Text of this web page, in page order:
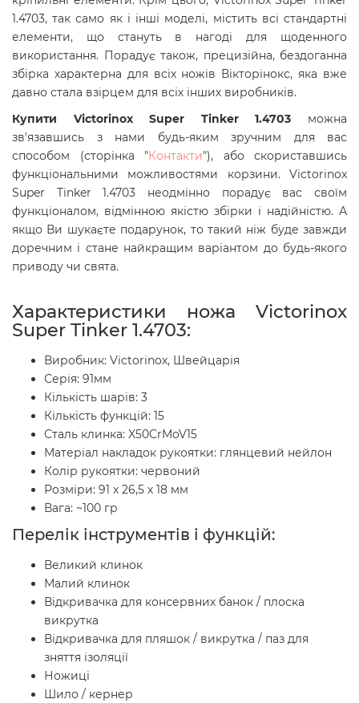
1.4703, так само як і інші моделі, містить всі стандартні
елементи, що стануть в нагоді для щоденного
використання. Порадує також, прецизійна, бездоганна
збірка характерна для всіх ножів Вікторінокс, яка вже
давно стала взірцем для всіх інших виробників.
Купити Victorinox Super Tinker 1.4703
можна
зв'язавшись з нами будь-яким зручним для вас
способом (сторінка "Контакти"), або скориставшись
функціональними можливостями корзини. Victorinox
Super Tinker 1.4703 неодмінно порадує вас своїм
функціоналом, відмінною якістю збірки і надійністю. А
якщо Ви шукаєте подарунок, то такий ніж буде завжди
доречним і стане найкращим варіантом до будь-якого
приводу чи свята.
Характеристики ножа Victorinox
Super Tinker 1.4703:
Виробник: Victorinox, Швейцарія
Серія: 91мм
Кількість шарів: 3
Кількість функцій: 15
Сталь клинка: X50CrMoV15
Матеріал накладок рукоятки: глянцевий нейлон
Колір рукоятки: червоний
Розміри: 91 х 26,5 х 18 мм
Вага: ~100 гр
Перелік інструментів і функцій:
Великий клинок
Малий клинок
Відкривачка для консервних банок / плоска
викрутка
Відкривачка для пляшок / викрутка / паз для
зняття ізоляції
Ножиці
Шило / кернер